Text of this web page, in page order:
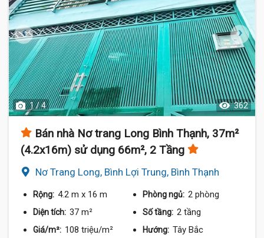
1 / 4 362
Bán nhà Nơ trang Long Bình Thạnh, 37m²
(4.2x16m) sử dụng 66m², 2 Tầng
Nơ Trang Long, Bình Lợi Trung, Bình Thạnh
Rộng: 4.2 m x 16 m Phòng ngủ: 2 phòng
Diện tích: 37 m² Số tầng: 2 tầng
Giá/m²: 108 triệu/m² Hướng: Tây Bắc